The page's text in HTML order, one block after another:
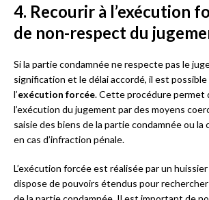
4. Recourir à l’exécution
de non-respect du
Si la partie condamnée ne respecte pas le
signification et le délai accordé, il est possible
l’exécution forcée. Cette procédure permet
l’exécution du jugement par des moyens
saisie des biens de la partie condamnée ou
en cas d’infraction pénale.
L’exécution forcée est réalisée par un
dispose de pouvoirs étendus pour